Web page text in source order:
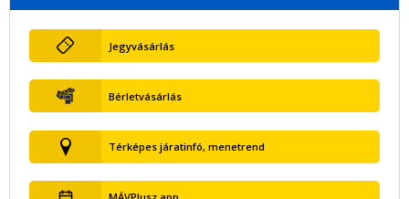
Jegyvásárlás
Bérletvásárlás
Térképes járatinfó, menetrend